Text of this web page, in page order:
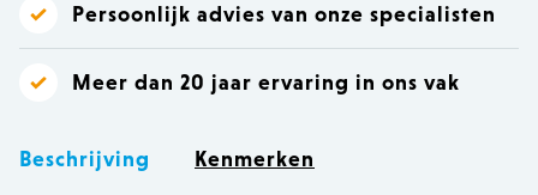
Persoonlijk advies van onze specialisten
Meer dan 20 jaar ervaring in ons vak
Beschrijving Kenmerken